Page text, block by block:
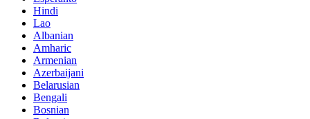
Hindi
Lao
Albanian
Amharic
Armenian
Azerbaijani
Belarusian
Bengali
Bosnian